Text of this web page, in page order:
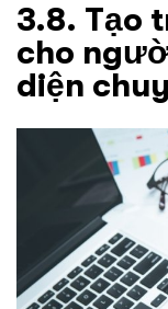
3.8. Tạo
cho
diện